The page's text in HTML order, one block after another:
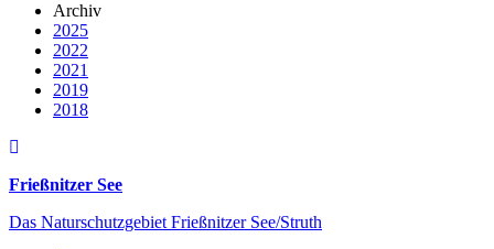
Archiv
2025
2022
2021
2019
2018
Frießnitzer See
Das Naturschutzgebiet Frießnitzer See/Struth